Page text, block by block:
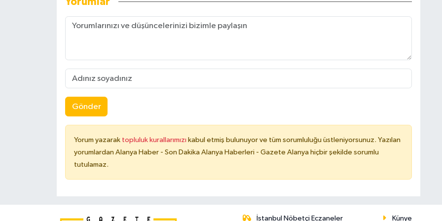
Gönder
Yorum yazarak topluluk kurallarımızı kabul etmiş bulunuyor ve tüm sorumluluğu üstleniyorsunuz. Yazılan
yorumlardan Alanya Haber - Son Dakika Alanya Haberleri - Gazete Alanya hiçbir şekilde sorumlu
tutulamaz.
İstanbul Nöbetçi Eczaneler Künye